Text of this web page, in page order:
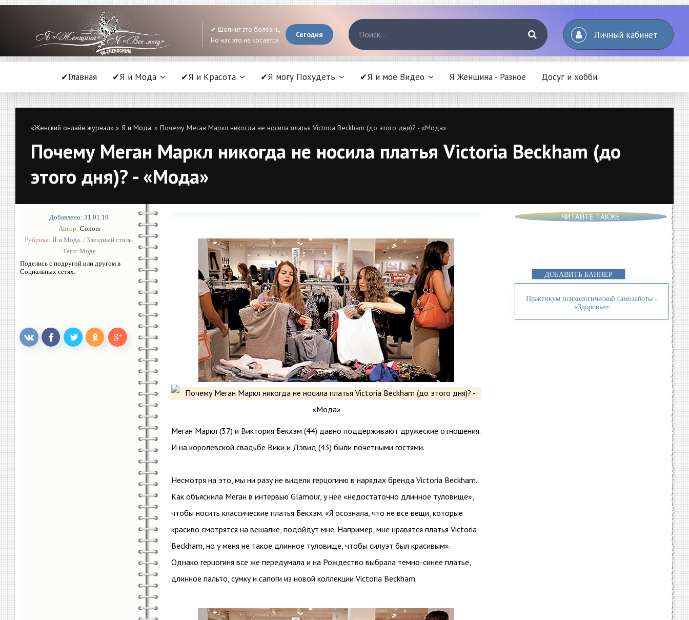
✔ Шопинг это болезнь,
Но нас это не косается
Сегодня Личный кабинет
✔Главная ✔Я и Мода ✔Я и Красота ✔Я могу Похудеть ✔Я и мое Видео Я Женщина - Разное Досуг и хобби
«Женский онлайн журнал» » Я и Мода. » Почему Меган Маркл никогда не носила платья Victoria Beckham (до этого дня)? - «Мода»
Почему Меган Маркл никогда не носила платья Victoria Beckham (до
этого дня)? - «Мода»
Добавлено: 31.01.19
Автор: Conors
Рубрика: Я и Мода. / Звездный стиль.
Теги: Мода
Поделись с подругой или другом в
Социальных сетях.
Меган Маркл (37) и Виктория Бекхэм (44) давно поддерживают дружеские отношения.
И на королевской свадьбе Вики и Дэвид (43) были почетными гостями.
Несмотря на это, мы ни разу не видели герцогиню в нарядах бренда Victoria Beckham.
Как объяснила Меган в интервью Glamour, у нее «недостаточно длинное туловище»,
чтобы носить классические платья Бекхэм. «Я осознала, что не все вещи, которые
красиво смотрятся на вешалке, подойдут мне. Например, мне нравятся платья Victoria
Beckham, но у меня не такое длинное туловище, чтобы силуэт был красивым».
Однако герцогиня все же передумала и на Рождество выбрала темно-синее платье,
длинное пальто, сумку и сапоги из новой коллекции Victoria Beckham.
ЧИТАЙТЕ ТАКЖЕ
ДОБАВИТЬ БАННЕР
Практикум психологической самозаботы -
«Здоровье»